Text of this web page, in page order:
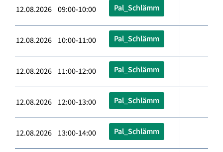
12.08.2026 09:00-10:00 Pal_Schlämm
12.08.2026 10:00-11:00 Pal_Schlämm
12.08.2026 11:00-12:00 Pal_Schlämm
12.08.2026 12:00-13:00 Pal_Schlämm
12.08.2026 13:00-14:00 Pal_Schlämm